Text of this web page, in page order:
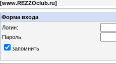
[www.REZZOclub.ru]
Форма входа
Логин:
Пароль:
запомнить